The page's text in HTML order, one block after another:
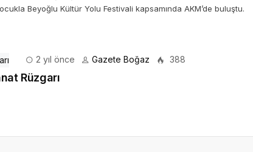
Beyoğlu Kültür Yolu Festivali kapsamında AKM’de buluştu.
2 yıl önce Gazete Boğaz 388
Rüzgarı